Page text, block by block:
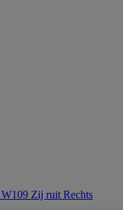
Zij ruit Rechts